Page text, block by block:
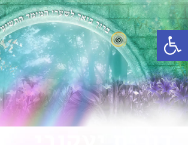
פתח סרגל נגישות